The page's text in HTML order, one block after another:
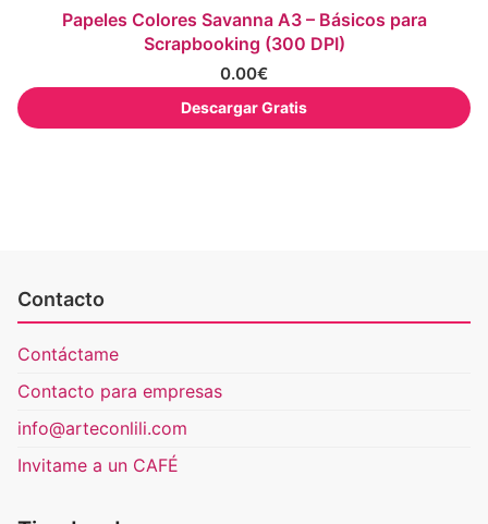
Papeles Colores Savanna A3 – Básicos para
Scrapbooking (300 DPI)
0.00€
Descargar Gratis
Contacto
Contáctame
Contacto para empresas
info@arteconlili.com
Invitame a un CAFÉ